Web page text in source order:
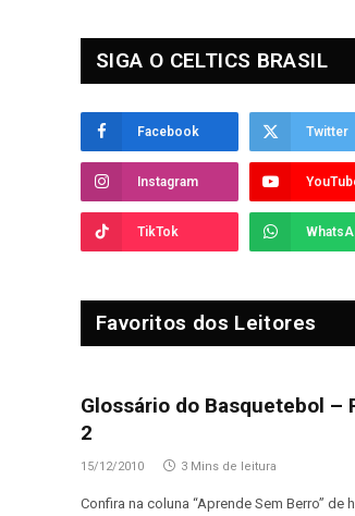
SIGA O CELTICS BRASIL
Facebook Twitter
Instagram
TikTok
Favoritos dos Leitores
Glossário do Basquetebol –
2
15/12/2010 3 Mins de leitura
Confira na coluna “Aprende Sem Berro” de